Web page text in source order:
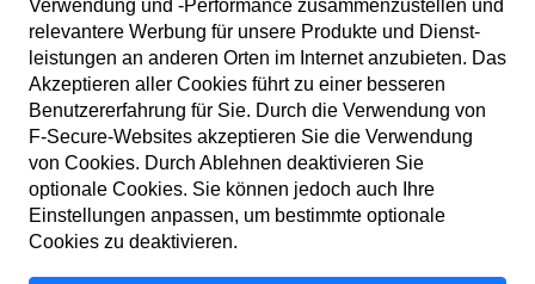
DE
Nutzungs­bedingungen
Datenschutz­richtlinie
Cookies
Verwendung und ‑Performance zusammen­zustellen und
relevantere Werbung für unsere Produkte und Dienst­
leistungen an anderen Orten im Internet anzubieten. Das
Akzeptieren aller Cookies führt zu einer besseren
Benutzer­erfahrung für Sie. Durch die Verwendung von
F‑Secure-Web­sites akzeptieren Sie die Verwendung
von Cookies. Durch Ablehnen deaktivieren Sie
optionale Cookies. Sie können jedoch auch Ihre
Einstellungen anpassen, um bestimmte optionale
Cookies zu deaktivieren.